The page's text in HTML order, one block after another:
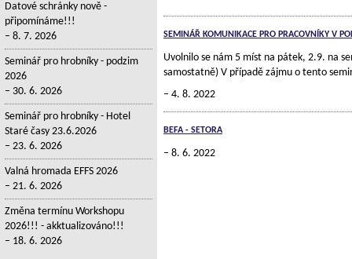
SEMINÁŘ KOMUNIKACE PRO PRACOVNÍKY V
Uvolnilo se nám 5 míst na pátek, 2.9. na
samostatně) V případě zájmu o tento
4. 8. 2022
BEFA - SETORA
8. 6. 2022
Datové schránky nově -
připomínáme!!!
8. 7. 2026
Seminář pro hrobníky - podzim
2026
30. 6. 2026
Seminář pro hrobníky - Hotel
Staré časy 23.6.2026
23. 6. 2026
Valná hromada EFFS 2026
21. 6. 2026
Změna termínu Workshopu
2026!!! - akktualizováno!!!
18. 6. 2026